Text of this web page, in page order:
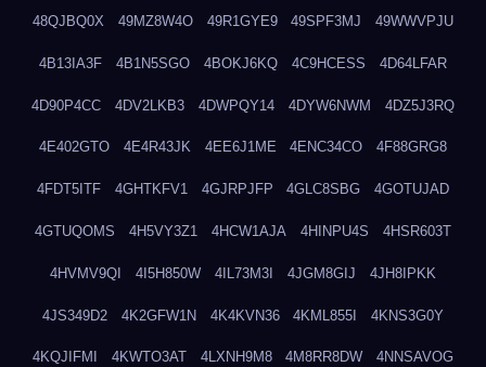
48QJBQ0X 49MZ8W4O 49R1GYE9 49SPF3MJ 49WWVPJU
4B13IA3F 4B1N5SGO 4BOKJ6KQ 4C9HCESS 4D64LFAR
4D90P4CC 4DV2LKB3 4DWPQY14 4DYW6NWM 4DZ5J3RQ
4E402GTO 4E4R43JK 4EE6J1ME 4ENC34CO 4F88GRG8
4FDT5ITF 4GHTKFV1 4GJRPJFP 4GLC8SBG 4GOTUJAD
4GTUQOMS 4H5VY3Z1 4HCW1AJA 4HINPU4S 4HSR603T
4HVMV9QI 4I5H850W 4IL73M3I 4JGM8GIJ 4JH8IPKK
4JS349D2 4K2GFW1N 4K4KVN36 4KML855I 4KNS3G0Y
4KQJIFMI 4KWTO3AT 4LXNH9M8 4M8RR8DW 4NNSAVOG